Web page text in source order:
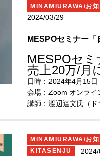
MINAMIURAWA/お知
2024/03/29
MESPOセミナー「
MESPOセ
売上20万/月
日時：2024年4月15
会場：Zoom オンライ
講師：渡辺達文氏（
受講料:【会員】1,750
※アーカイブ動画の配
MINAMIURAWA/お知
KITASENJU